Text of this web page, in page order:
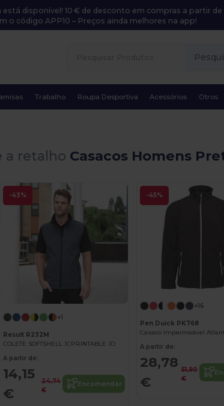
está disponível! 10 € de desconto em compras a partir
o código APP10 – Preços ainda melhores na app!
Trabalho Roupa Desportiva Acessórios Otros
a retalho Casacos Homens
-43%
+1
Result R232M
COLETE SOFTSHELL 1CPRINTABLE 1D
A partir de:
14,15
€
24,74
€
Encomendar
-45%
+16
Pen Duick PK768
Casaco Impermeável
A partir de:
28,78
€
51,90
€